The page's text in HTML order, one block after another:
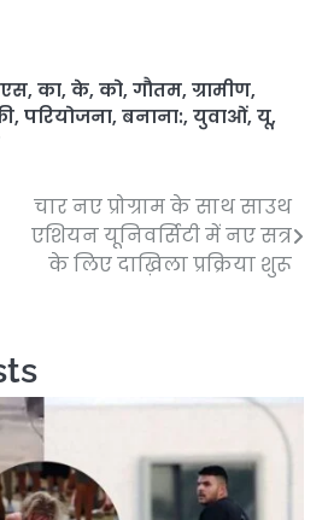
एस, का, के, को, गौतम, ग्रामीण,
, परियोजना, बनाना:, युवाओं, यू,
चार नए प्रोग्राम के साथ साउथ
एशियन यूनिवर्सिटी में नए सत्र
के लिए दाख़िला प्रक्रिया शुरू